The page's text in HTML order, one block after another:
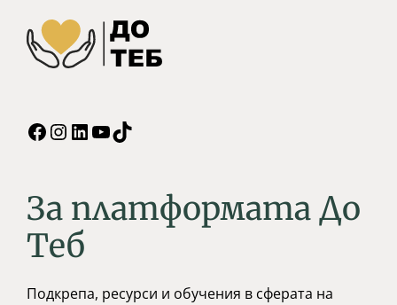
За платформата До
Tеб
Подкрепа, ресурси и обучения в сферата на